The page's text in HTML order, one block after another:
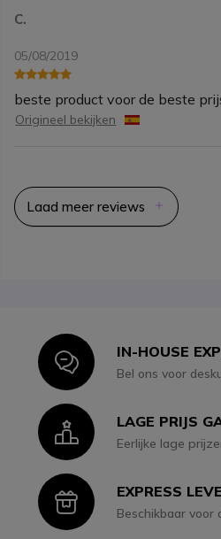
C.
05/08/2019
beste product voor de beste
Origineel bekijken
Laad meer reviews
IconIN-HOUSE
Bel ons voor
IconLAGE PRIJS
Eerlijke lage
IconEXPRESS
Beschikbaar voor